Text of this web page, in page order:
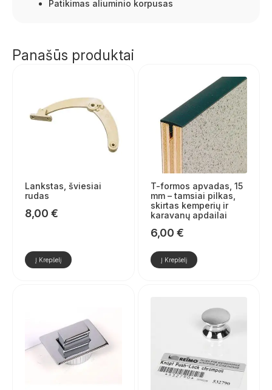
Patikimas aliuminio korpusas
Panašūs produktai
Lankstas, šviesiai
rudas
8,00 €
Į Krepšelį
T-formos apvadas, 15
mm – tamsiai pilkas,
skirtas kemperių ir
karavanų apdailai
6,00 €
Į Krepšelį